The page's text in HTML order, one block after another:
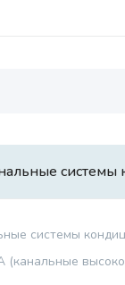
системы
(канальные